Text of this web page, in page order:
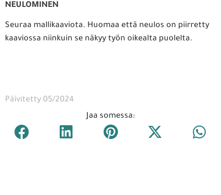
NEULOMINEN
Seuraa mallikaaviota. Huomaa että neulos on piirretty
kaaviossa niinkuin se näkyy työn oikealta puolelta.
Päivitetty 05/2024
Jaa somessa: